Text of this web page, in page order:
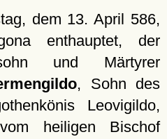
dem 13. April 586,
enthauptet, der
und Märtyrer
, Sohn des
Leovigildo,
heiligen Bischof